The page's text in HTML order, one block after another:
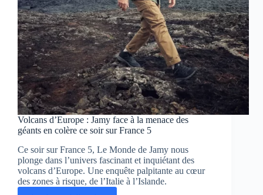
2025
Volcans d’Europe : Jamy face à la menace des
géants en colère ce soir sur France 5
Ce soir sur France 5, Le Monde de Jamy nous
plonge dans l’univers fascinant et inquiétant des
volcans d’Europe. Une enquête palpitante au cœur
des zones à risque, de l’Italie à l’Islande.